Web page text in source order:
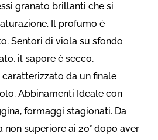
granato brillanti che si
Il profumo è
Sentori di viola su sfondo
il sapore è secco,
da un finale
Abbinamenti Ideale con
formaggi stagionati. Da
superiore ai 20° dopo aver